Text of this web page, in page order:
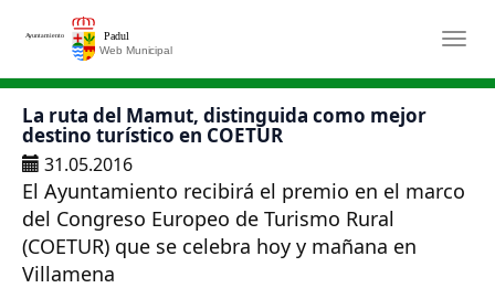
Saltar al contenido principal
La ruta del Mamut, distinguida como mejor
destino turístico en COETUR
31.05.2016
El Ayuntamiento recibirá el premio en el marco
del Congreso Europeo de Turismo Rural
(COETUR) que se celebra hoy y mañana en
Villamena